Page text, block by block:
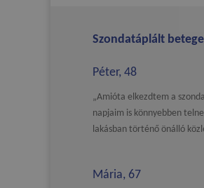
Szondatáplált
Péter, 48
„Amióta elkezdtem a
napjaim is könnyebben
lakásban történő önálló
Mária, 67